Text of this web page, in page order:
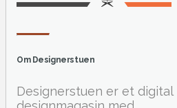
Om Designerstuen
Designerstuen er et digital